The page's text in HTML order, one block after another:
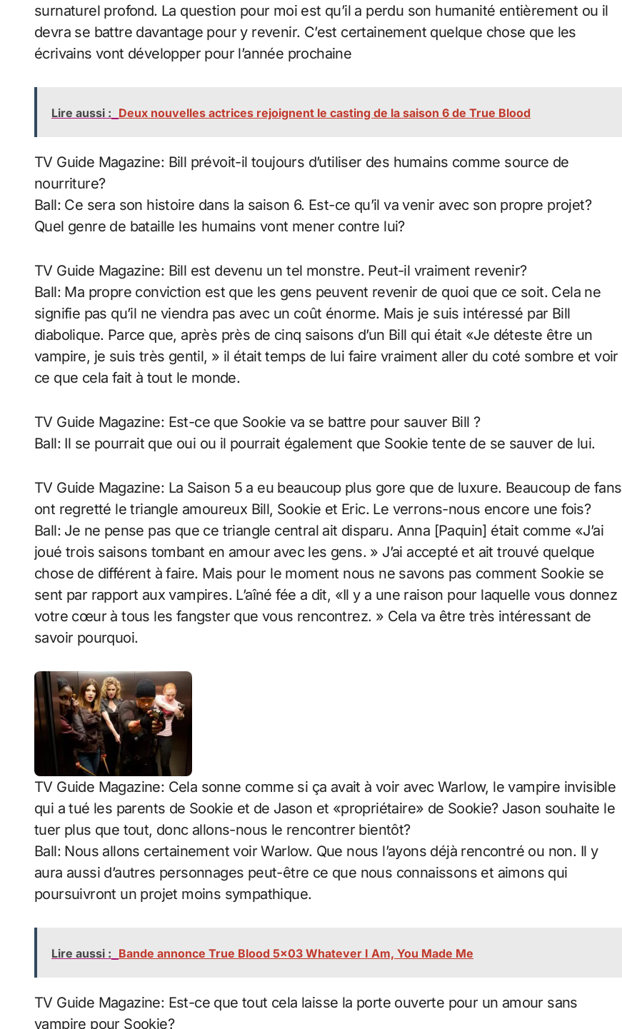
surnaturel profond. La question pour moi est qu’il a perdu son humanité entièrement ou il
devra se battre davantage pour y revenir. C’est certainement quelque chose que les
écrivains vont développer pour l’année prochaine
Lire aussi : Deux nouvelles actrices rejoignent le casting de la saison 6 de True Blood
TV Guide Magazine: Bill prévoit-il toujours d’utiliser des humains comme source de
nourriture?
Ball: Ce sera son histoire dans la saison 6. Est-ce qu’il va venir avec son propre projet?
Quel genre de bataille les humains vont mener contre lui?
TV Guide Magazine: Bill est devenu un tel monstre. Peut-il vraiment revenir?
Ball: Ma propre conviction est que les gens peuvent revenir de quoi que ce soit. Cela ne
signifie pas qu’il ne viendra pas avec un coût énorme. Mais je suis intéressé par Bill
diabolique. Parce que, après près de cinq saisons d’un Bill qui était «Je déteste être un
vampire, je suis très gentil, » il était temps de lui faire vraiment aller du coté sombre et voir
ce que cela fait à tout le monde.
TV Guide Magazine: Est-ce que Sookie va se battre pour sauver Bill ?
Ball: Il se pourrait que oui ou il pourrait également que Sookie tente de se sauver de lui.
TV Guide Magazine: La Saison 5 a eu beaucoup plus gore que de luxure. Beaucoup de fans
ont regretté le triangle amoureux Bill, Sookie et Eric. Le verrons-nous encore une fois?
Ball: Je ne pense pas que ce triangle central ait disparu. Anna [Paquin] était comme «J’ai
joué trois saisons tombant en amour avec les gens. » J’ai accepté et ait trouvé quelque
chose de différent à faire. Mais pour le moment nous ne savons pas comment Sookie se
sent par rapport aux vampires. L’aîné fée a dit, «Il y a une raison pour laquelle vous donnez
votre cœur à tous les fangster que vous rencontrez. » Cela va être très intéressant de
savoir pourquoi.
TV Guide Magazine: Cela sonne comme si ça avait à voir avec Warlow, le vampire invisible
qui a tué les parents de Sookie et de Jason et «propriétaire» de Sookie? Jason souhaite le
tuer plus que tout, donc allons-nous le rencontrer bientôt?
Ball: Nous allons certainement voir Warlow. Que nous l’ayons déjà rencontré ou non. Il y
aura aussi d’autres personnages peut-être ce que nous connaissons et aimons qui
poursuivront un projet moins sympathique.
Lire aussi : Bande annonce True Blood 5x03 Whatever I Am, You Made Me
TV Guide Magazine: Est-ce que tout cela laisse la porte ouverte pour un amour sans
vampire pour Sookie?